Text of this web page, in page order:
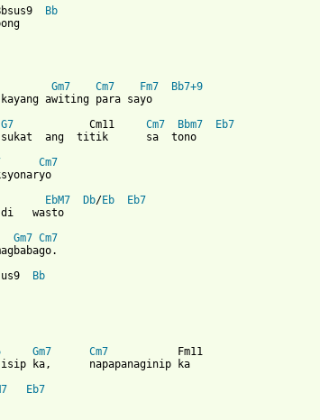
Bb
Gm7 Cm7 Fm7
Bb7+9
kayang awiting para sayo
G7
            Cm11
Cm7 Bbm7
Eb7
sukat  ang  titik      sa  tono
Cm7
EbM7 Db/Eb
Eb7
di   wasto
Gm7 Cm7
Bb
Gm7 Cm7
           Fm11
isip ka,      napapanaginip ka
Eb7